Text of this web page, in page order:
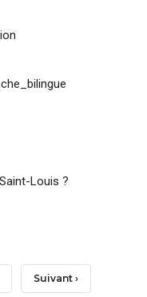
Louis ?
Page
Suivant ›